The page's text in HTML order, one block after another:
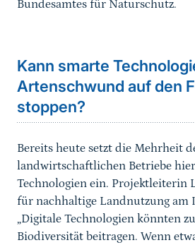
Bundesamtes für Naturschutz.
Kann smarte
Artenschwund auf den
stoppen?
Bereits heute setzt die Mehrheit
landwirtschaftlichen Betriebe
Technologien ein. Projektleiterin
für nachhaltige Landnutzung am
„Digitale Technologien könnten
Biodiversität beitragen. Wenn